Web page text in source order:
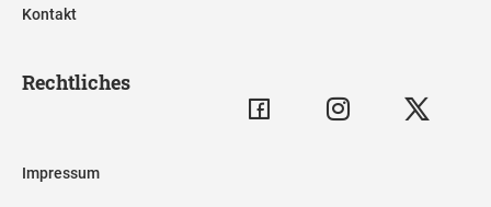
Kontakt
Rechtliches
Impressum